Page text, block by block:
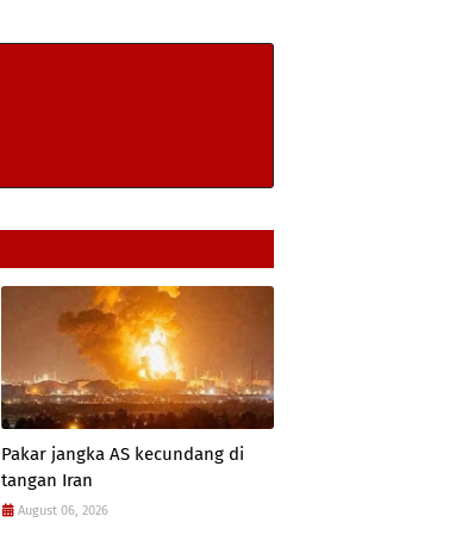
Pakar jangka AS kecundang di
tangan Iran
August 06, 2026